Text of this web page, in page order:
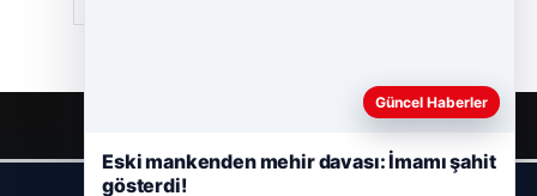
Güncel Haberler
Eski mankenden mehir davası: İmamı şahit
gösterdi!